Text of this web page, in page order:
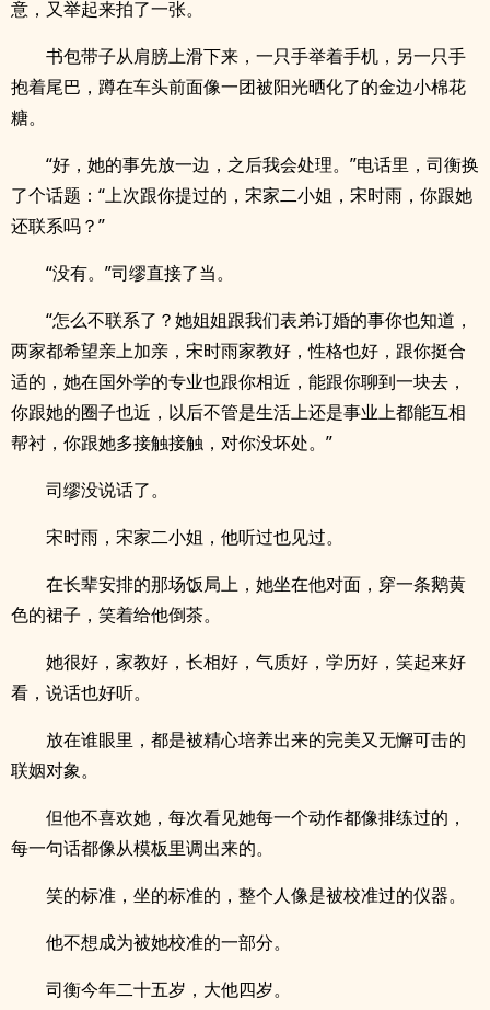
意，又举起来拍了一张。
书包带子从肩膀上滑下来，一只手举着手机，另一只手
抱着尾巴，蹲在车头前面像一团被阳光晒化了的金边小棉花
糖。
“好，她的事先放一边，之后我会处理。”电话里，司衡换
了个话题：“上次跟你提过的，宋家二小姐，宋时雨，你跟她
还联系吗？”
“没有。”司缪直接了当。
“怎么不联系了？她姐姐跟我们表弟订婚的事你也知道，
两家都希望亲上加亲，宋时雨家教好，性格也好，跟你挺合
适的，她在国外学的专业也跟你相近，能跟你聊到一块去，
你跟她的圈子也近，以后不管是生活上还是事业上都能互相
帮衬，你跟她多接触接触，对你没坏处。”
司缪没说话了。
宋时雨，宋家二小姐，他听过也见过。
在长辈安排的那场饭局上，她坐在他对面，穿一条鹅黄
色的裙子，笑着给他倒茶。
她很好，家教好，长相好，气质好，学历好，笑起来好
看，说话也好听。
放在谁眼里，都是被精心培养出来的完美又无懈可击的
联姻对象。
但他不喜欢她，每次看见她每一个动作都像排练过的，
每一句话都像从模板里调出来的。
笑的标准，坐的标准的，整个人像是被校准过的仪器。
他不想成为被她校准的一部分。
司衡今年二十五岁，大他四岁。